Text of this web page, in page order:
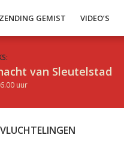
GEMIST VIDEO’S
van Sleutelstad
uur